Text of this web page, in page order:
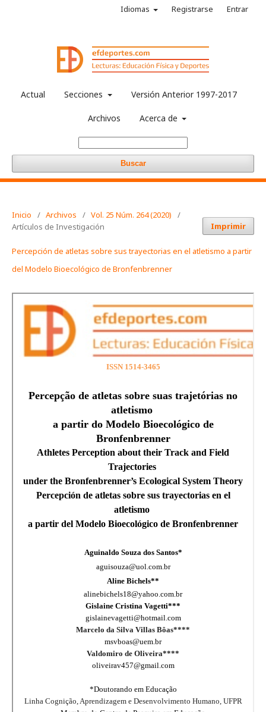
Actual Secciones Versión Anterior 1997-2017
Archivos Acerca de
Buscar
Idiomas Registrarse Entrar
Inicio / Archivos / Vol. 25 Núm. 264 (2020)
/
Artículos de Investigación
Imprimir
Percepción de atletas sobre sus trayectorias en el atletismo a partir
del Modelo Bioecológico de Bronfenbrenner